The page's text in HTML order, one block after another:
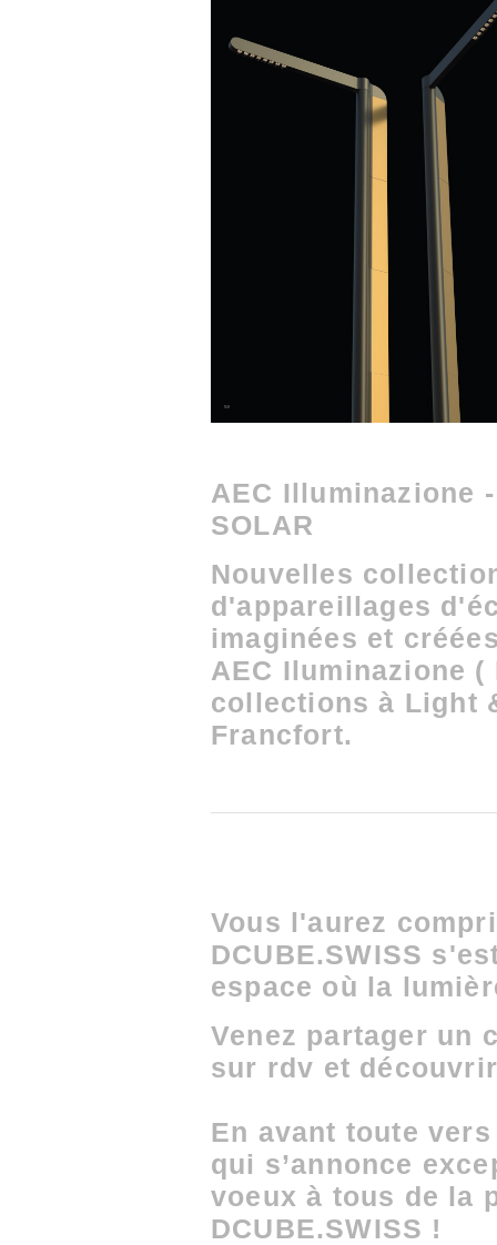
AEC Illuminazione
SOLAR
Nouvelles
d'appareillages
imaginées et
AEC Iluminazione
collections à Light
Francfort.
Vous l'aurez
DCUBE.SWISS
espace où la
Venez partager un
sur rdv et
En avant toute
qui s’annonce
voeux à tous de la
DCUBE.SWISS !